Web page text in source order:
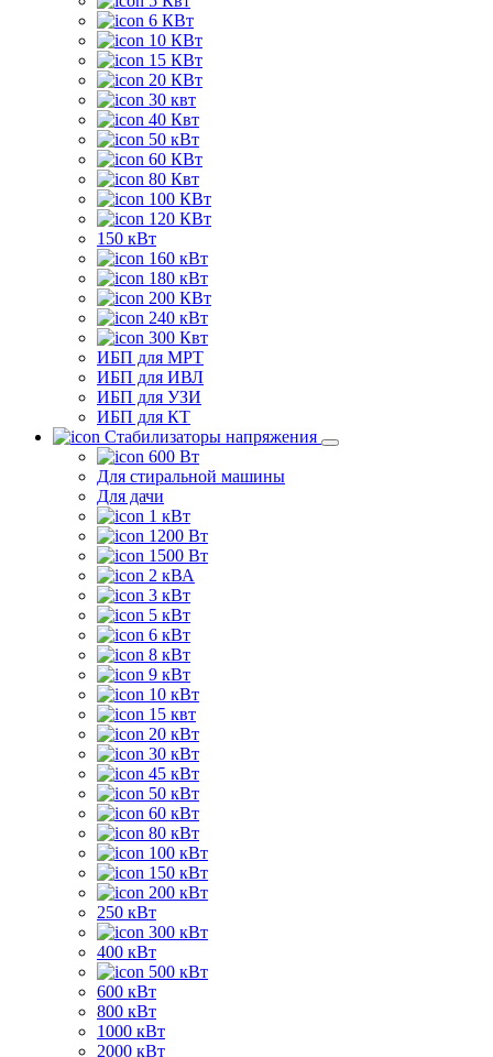
6 КВт
10 КВт
15 КВт
20 КВт
30 квт
40 Квт
50 кВт
60 КВт
80 Квт
100 КВт
120 КВт
150 кВт
160 кВт
180 кВт
200 КВт
240 кВт
300 Квт
ИБП для МРТ
ИБП для ИВЛ
ИБП для УЗИ
ИБП для КТ
Стабилизаторы напряжения
600 Вт
Для стиральной машины
Для дачи
1 кВт
1200 Вт
1500 Вт
2 кВА
3 кВт
5 кВт
6 кВт
8 кВт
9 кВт
10 кВт
15 квт
20 кВт
30 кВт
45 кВт
50 кВт
60 кВт
80 кВт
100 кВт
150 кВт
200 кВт
250 кВт
300 кВт
400 кВт
500 кВт
600 кВт
800 кВт
1000 кВт
2000 кВт